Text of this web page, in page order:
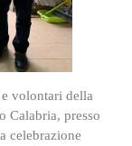
volontari della
Calabria, presso
celebrazione